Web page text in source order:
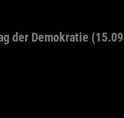
der Demokratie